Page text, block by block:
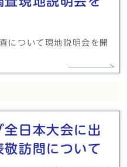
について現地説明会を開
日本大会に出
訪問について